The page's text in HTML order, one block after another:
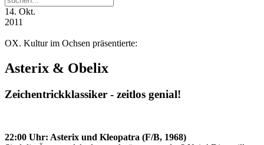
14. Okt.
2011
OX. Kultur im Ochsen präsentierte:
Asterix & Obelix
Zeichentrickklassiker - zeitlos genial!
22:00 Uhr: Asterix und Kleopatra (F/B, 1968)